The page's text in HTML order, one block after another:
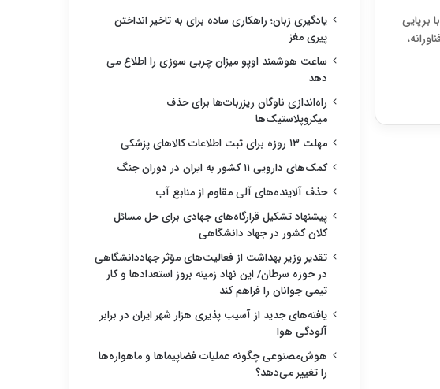
2024 در چین با برپایی
یادگیری زبان؛ راهکاری ساده برای به تاخیر انداختن
پیری مغز
ساعت هوشمند اوپو میزان چربی سوزی را اطلاع می
دهد
راه‌اندازی ناوگان ریزربات‌ها برای حذف
میکروپلاستیک‌ها
مهلت ۱۳ روزه برای ثبت اطلاعات کالاهای پزشکی
کمک‌های دارویی ۱۱ کشور به ایران در دوران جنگ
حذف آلاینده‌های آلی مقاوم از منابع آب
پیشنهاد تشکیل قرارگاه‌های جهادی برای حل مسائل
کلان کشور در جهاد دانشگاهی
تقدیر وزیر بهداشت از فعالیت‌های مؤثر جهاددانشگاهی
در حوزه سرطان/ این نهاد زمینه بروز استعدادها و کار
تیمی جوانان را فراهم کند
یافته‌های جدید از آسیب پذیری هزار شهر ایران در برابر
آلودگی هوا
هوش‌مصنوعی چگونه عملیات فضاپیماها و ماهواره‌ها
را تغییر می‌دهد؟